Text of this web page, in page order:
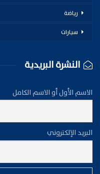
رياضة
سيارات
النشرة البريدية
الاسم الأول أو الاسم الكامل
البريد الإلكتروني